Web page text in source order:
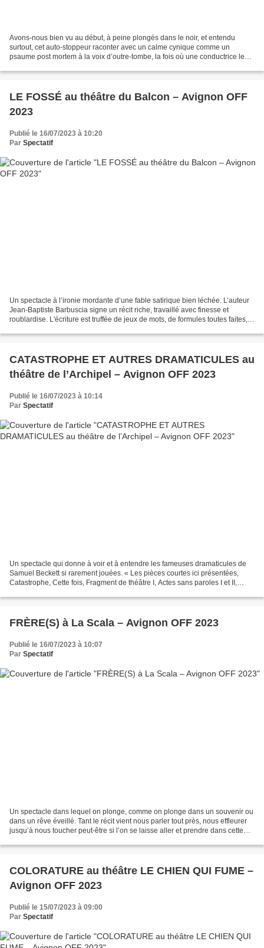
Avons-nous bien vu au début, à peine plongés dans le noir, et entendu
surtout, cet auto-stoppeur raconter avec un calme cynique comme un
psaume post mortem à la voix d’outre-tombe, la fois où une conductrice le
LE FOSSÉ au théâtre du Balcon – Avignon OFF
2023
Publié le 16/07/2023 à 10:20
Par Spectatif
Un spectacle à l’ironie mordante d’une fable satirique bien léchée. L’auteur
Jean-Baptiste Barbuscia signe un récit riche, travaillé avec finesse et
roublardise. L'écriture est truffée de jeux de mots, de formules toutes faites,
CATASTROPHE ET AUTRES DRAMATICULES au
théâtre de l’Archipel – Avignon OFF 2023
Publié le 16/07/2023 à 10:14
Par Spectatif
Un spectacle qui donne à voir et à entendre les fameuses dramaticules de
Samuel Beckett si rarement jouées. « Les pièces courtes ici présentées,
Catastrophe, Cette fois, Fragment de théâtre I, Actes sans paroles I et II,
FRÈRE(S) à La Scala – Avignon OFF 2023
Publié le 16/07/2023 à 10:07
Par Spectatif
Un spectacle dans lequel on plonge, comme on plonge dans un souvenir ou
dans un rêve éveillé. Tant le récit vient nous parler tout près, nous effleurer
jusqu’à nous toucher peut-être si l’on se laisse aller et prendre dans cette
COLORATURE au théâtre LE CHIEN QUI FUME –
Avignon OFF 2023
Publié le 15/07/2023 à 09:00
Par Spectatif